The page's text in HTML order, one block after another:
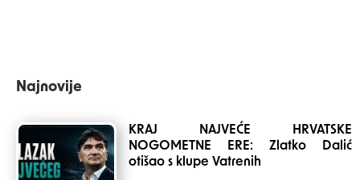
Najnovije
KRAJ NAJVEĆE HRVATSKE
NOGOMETNE ERE: Zlatko Dalić
otišao s klupe Vatrenih